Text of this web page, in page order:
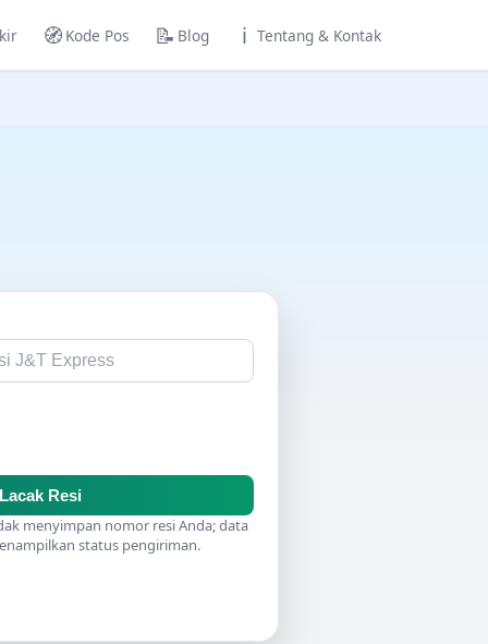
🧭 Kode Pos 📝 Blog ℹ️ Tentang & Kontak
Lacak Resi
menyimpan nomor resi Anda; data
status pengiriman.